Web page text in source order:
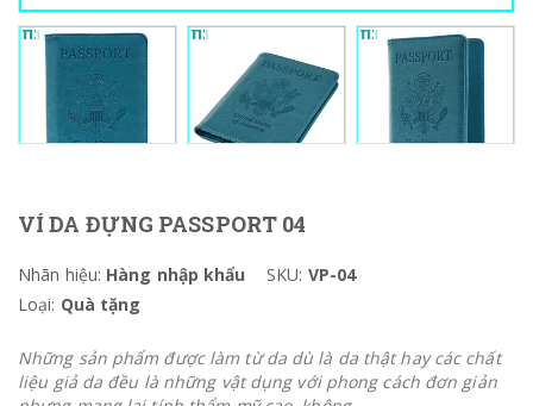
VÍ DA ĐỰNG PASSPORT 04
Nhãn hiệu: Hàng nhập khẩu SKU: VP-04
Loại: Quà tặng
Những sản phẩm được làm từ da dù là da thật hay các chất
liệu giả da đều là những vật dụng với phong cách đơn giản